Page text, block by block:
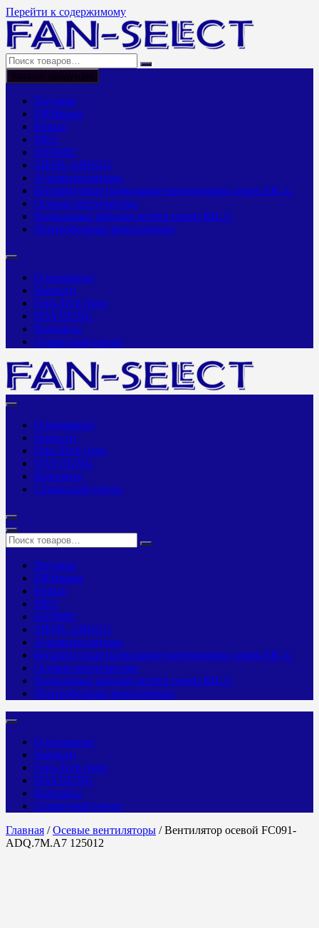
Перейти к содержимому
Каталог продукции
Dayoung
EBMpapst
Kemao
MES
SANMU
ZIEHL-ABEGG
Агровентиляторы
Бескорпусные радиальные вентиляторы серии ER..C
Осевые вентиляторы
Радиальные рабочие колёса серии RH..C
Центробежные вентиляторы
О компании
Новости
Fans-Tech Agro
DAYOUNG
Контакты
Сервисный центр
О компании
Новости
Fans-Tech Agro
DAYOUNG
Контакты
Сервисный центр
Dayoung
EBMpapst
Kemao
MES
SANMU
ZIEHL-ABEGG
Агровентиляторы
Бескорпусные радиальные вентиляторы серии ER..C
Осевые вентиляторы
Радиальные рабочие колёса серии RH..C
Центробежные вентиляторы
О компании
Новости
Fans-Tech Agro
DAYOUNG
Контакты
Сервисный центр
Главная /Осевые вентиляторы / Вентилятор осевой FC091-
ADQ.7M.A7 125012